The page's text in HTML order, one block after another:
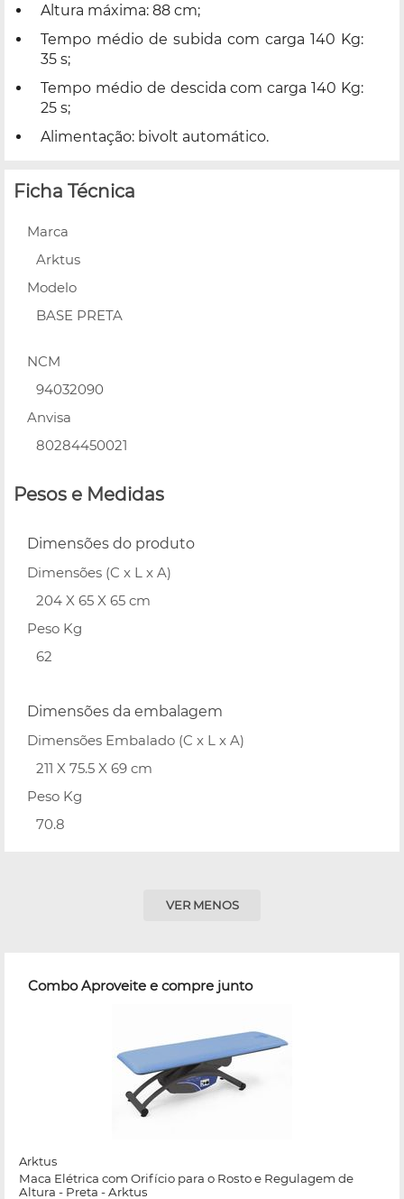
Altura máxima: 88 cm;
Tempo médio de subida com carga 140 Kg:
35 s;
Tempo médio de descida com carga 140 Kg:
25 s;
Alimentação: bivolt automático.
Ficha Técnica
Marca
Arktus
Modelo
BASE PRETA
NCM
94032090
Anvisa
80284450021
Pesos e Medidas
Dimensões do produto
Dimensões (C x L x A)
204 X 65 X 65 cm
Peso Kg
62
Dimensões da embalagem
Dimensões Embalado (C x L x A)
211 X 75.5 X 69 cm
Peso Kg
70.8
VER MENOS
Combo Aproveite e compre junto
Arktus
Maca Elétrica com Orifício para o Rosto e Regulagem de
Altura - Preta - Arktus